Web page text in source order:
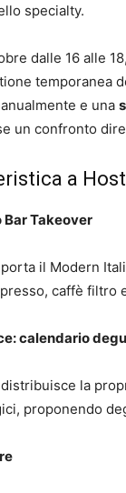
specialty.
dalle 16 alle
temporanea
e una
un confronto
a
Takeover
il Modern
caffè filtro
calendario
la
proponendo